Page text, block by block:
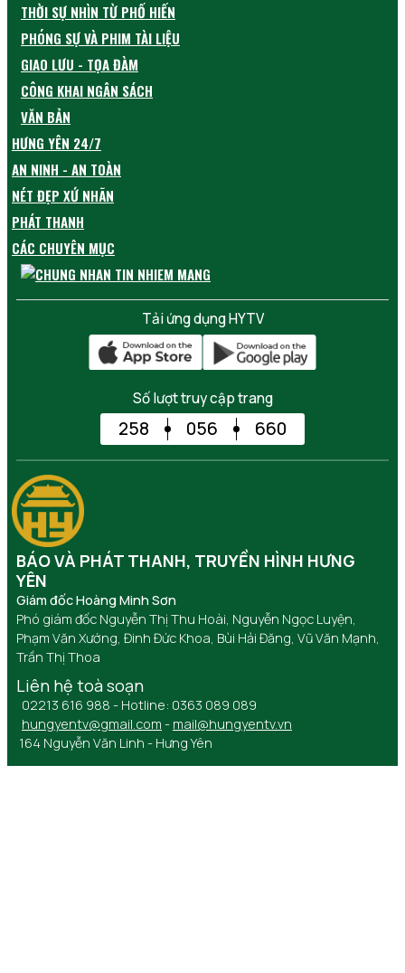
THỜI SỰ NHÌN TỪ PHỐ HIẾN
PHÓNG SỰ VÀ PHIM TÀI LIỆU
GIAO LƯU - TỌA ĐÀM
CÔNG KHAI NGÂN SÁCH
VĂN BẢN
HƯNG YÊN 24/7
AN NINH - AN TOÀN
NÉT ĐẸP XỨ NHÃN
PHÁT THANH
CÁC CHUYÊN MỤC
Tải ứng dụng HYTV
Số lượt truy cập trang
258 056 660
BÁO VÀ PHÁT THANH, TRUYỀN HÌNH HƯNG
YÊN
Giám đốc Hoàng Minh Sơn
Phó giám đốc Nguyễn Thị Thu Hoài, Nguyễn Ngọc Luyện,
Phạm Văn Xướng, Đinh Đức Khoa, Bùi Hải Đăng, Vũ Văn Mạnh,
Trần Thị Thoa
Liên hệ toà soạn
02213 616 988 - Hotline: 0363 089 089
hungyentv@gmail.com - mail@hungyentv.vn
164 Nguyễn Văn Linh - Hưng Yên